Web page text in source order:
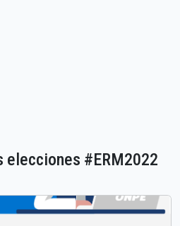
elecciones #ERM2022